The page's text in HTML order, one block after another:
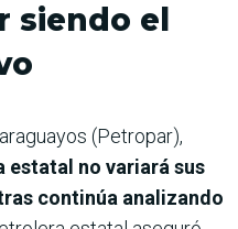
siendo el
(Petropar),
estatal no variará sus
continúa analizando